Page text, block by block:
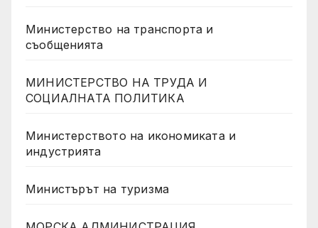
Министерство на транспорта и
съобщенията
МИНИСТЕРСТВО НА ТРУДА И
СОЦИАЛНАТА ПОЛИТИКА
Министерството на икономиката и
индустрията
Министърът на туризма